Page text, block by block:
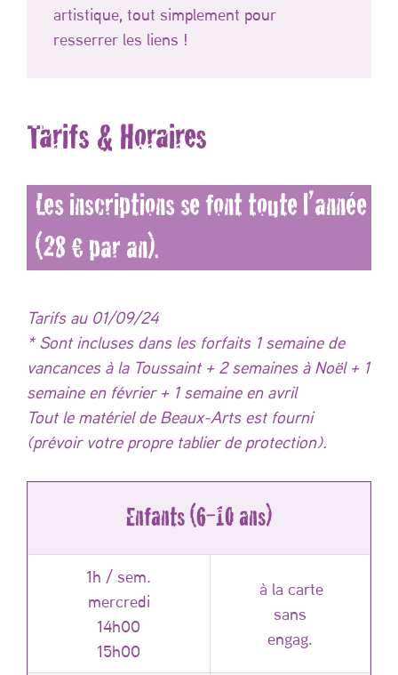
artistique, tout simplement pour
resserrer les liens !
Tarifs & Horaires
Les inscriptions se font toute l’année
(28 € par an).
Tarifs au 01/09/24
* Sont incluses dans les forfaits 1 semaine de
vancances à la Toussaint + 2 semaines à Noël + 1
semaine en février + 1 semaine en avril
Tout le matériel de Beaux-Arts est fourni
(prévoir votre propre tablier de protection).
Enfants (6-10 ans)
1h / sem.
mercredi
14h00
15h00
à la carte
sans
engag.